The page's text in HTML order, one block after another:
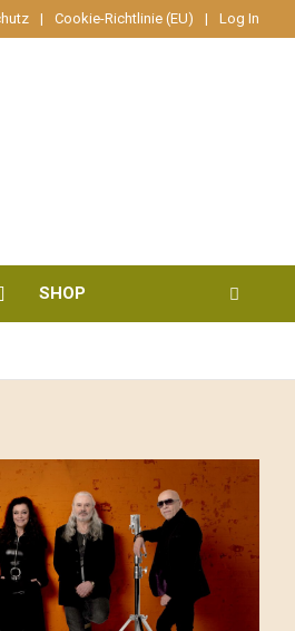
Cookie-Richtlinie (EU) Log In
SHOP